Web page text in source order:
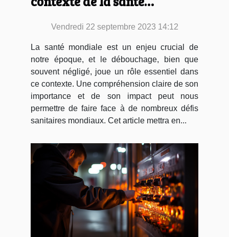
Vendredi 22 septembre 2023 14:12
La santé mondiale est un enjeu crucial de
notre époque, et le débouchage, bien que
souvent négligé, joue un rôle essentiel dans
ce contexte. Une compréhension claire de son
importance et de son impact peut nous
permettre de faire face à de nombreux défis
sanitaires mondiaux. Cet article mettra en...